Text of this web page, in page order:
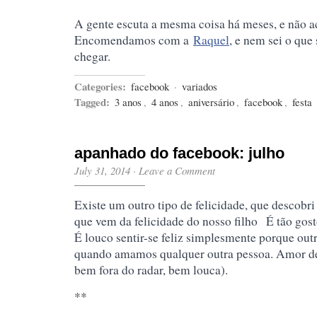
A gente escuta a mesma coisa há meses, e não
Encomendamos com a Raquel, e nem sei o
chegar.
Categories: facebook · variados
Tagged: 3 anos , 4 anos , aniversário , facebook , festa
apanhado do facebook: julho
July 31, 2014 · Leave a Comment
Existe um outro tipo de felicidade, que
que vem da felicidade do nosso filho É tão
É louco sentir-se feliz simplesmente porque
quando amamos qualquer outra pessoa. Amor
bem fora do radar, bem louca).
**